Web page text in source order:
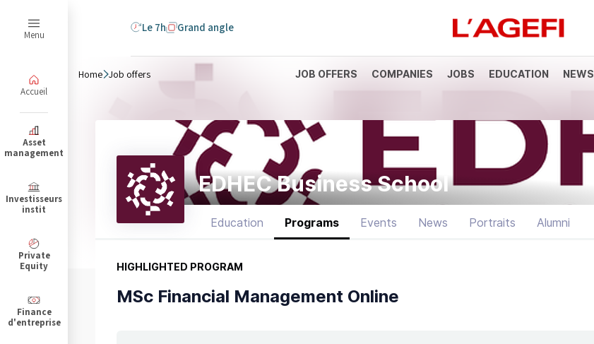
Home Job offers JOB OFFERS COMPANIES JOBS EDUCATION NEWS
EDHEC Business School
Education Programs Events News Portraits Alumni
HIGHLIGHTED PROGRAM
MSc Financial Management Online
Accueil
Asset
management
Investisseurs
instit
Private
Equity
Finance
d'entreprise
Menu
Le 7h Grand angle
Banque Marchés actions Décryptage